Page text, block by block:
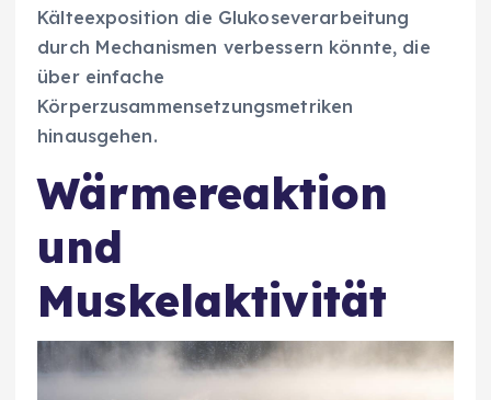
Kälteexposition die Glukoseverarbeitung
durch Mechanismen verbessern könnte, die
über einfache
Körperzusammensetzungsmetriken
hinausgehen.
Wärmereaktion
und
Muskelaktivität